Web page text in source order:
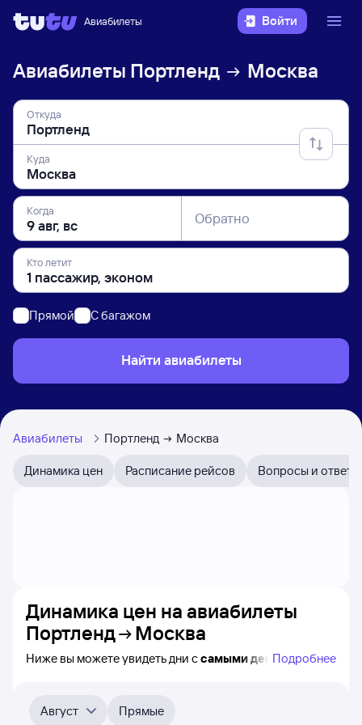
Авиабилеты Войти
Авиабилеты Портленд Москва
Откуда
Куда
Когда Обратно
Кто летит
Прямой C багажом
Найти авиабилеты
Авиабилеты Портленд Москва
Динамика цен Расписание рейсов Вопросы и ответы
Динамика цен на авиабилеты
Портленд
Москва
Ниже вы можете увидеть дни ссамыми дешёвыми
на ближайшие месяцы. Выберите день, перейдите
по клику к поиску билетов на самолёт и получению
Подробнее
Август
Прямые